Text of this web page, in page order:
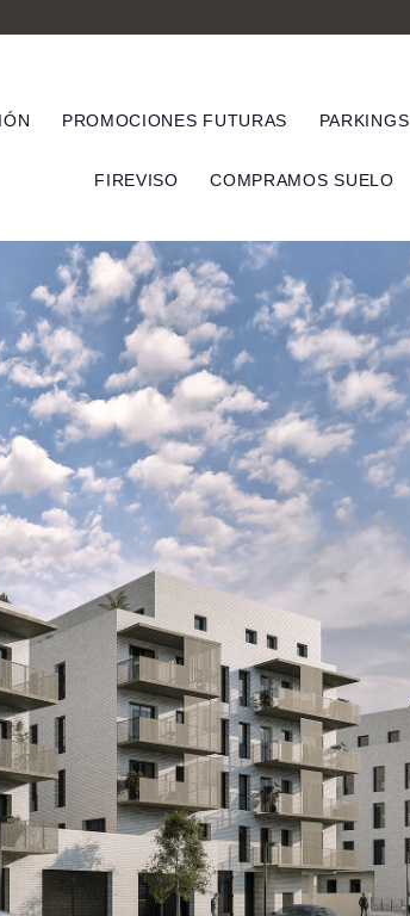
PROMOCIONES FUTURAS PARKINGS
FIREVISO COMPRAMOS SUELO